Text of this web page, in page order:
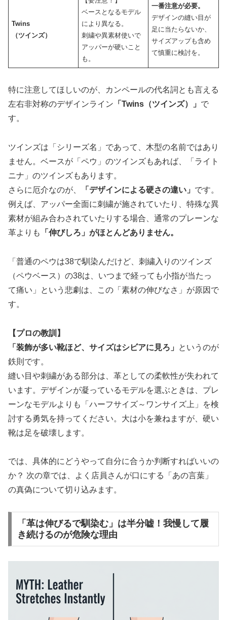
Twins
（ツインズ）
ベースとなるモデル
により異なる。
刺繍や異素材使いで
アッパーが硬いこと
も。
一番注意が必要。
デザインの縫い目が
足に当たらないか、
サイズアップも含め
て慎重に検討を。
特に注意してほしいのが、カンペールの代名詞とも言える
左右非対称のデザインライン 「Twins（ツインズ）」 で
す。
ツインズは「シリーズ名」であって、木型の名前ではあり
ません。ベースが「ペウ」のツインズもあれば、「ライト
ニナ」のツインズもあります。
さらに厄介なのが、
「デザインによる硬さの違い」 です。
例えば、アッパー全面に刺繍が施されていたり、特殊な異
素材が組み合わされていたりする場合、通常のプレーンな
革よりも
「伸びしろ」がほとんどありません。
「普通のペウは38で馴染んだけど、刺繍入りのツインズ
（ペウベース）の38は、いつまで経っても小指が当たっ
て痛い」という悲劇は、この「素材の伸びなさ」が原因で
す。
【プロの教訓】
「装飾が多い靴ほど、サイズはシビアに見ろ」
というのが
鉄則です。
縫い目や刺繍がある部分は、革としての柔軟性が失われて
います。デザインが凝っているモデルを選ぶときは、プレ
ーンなモデルよりも「ハーフサイズ～ワンサイズ上」を検
討する勇気を持ってください。大は小を兼ねますが、硬い
靴は足を破壊します。
では、具体的にどうやって自分に合うか判断すればいいの
か？ 次の章では、よく店員さんが口にする「あの言葉」
の真偽について切り込みます。
「革は伸びるで馴染む」は半分嘘！我慢して履
き続けるのが危険な理由